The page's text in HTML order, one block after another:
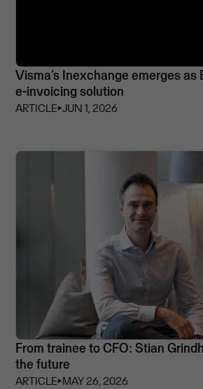
Visma’s Inexchange emerges as
e-invoicing solution
ARTICLE⏵JUN 1, 2026
From trainee to CFO: Stian
the future
ARTICLE⏵MAY 26, 2026